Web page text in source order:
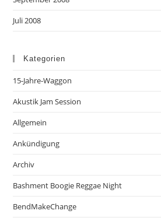
Juli 2008
Kategorien
15-Jahre-Waggon
Akustik Jam Session
Allgemein
Ankündigung
Archiv
Bashment Boogie Reggae Night
BendMakeChange